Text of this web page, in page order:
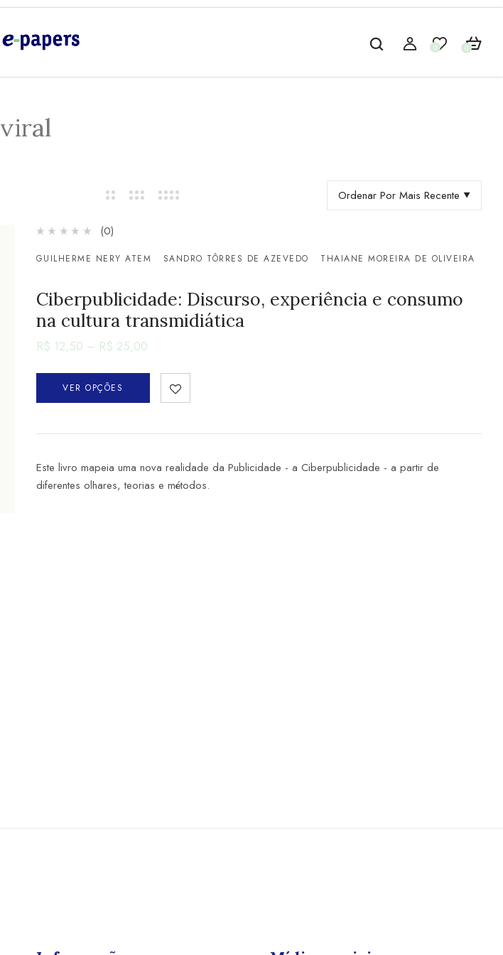
0 0
viral
Ordenar Por Mais Recente
(0)
GUILHERME NERY ATEM SANDRO TÔRRES DE AZEVEDO THAIANE MOREIRA DE OLIVEIRA
Ciberpublicidade: Discurso, experiência e consumo
na cultura transmidiática
R$ 12,50 – R$ 25,00
VER OPÇÕES
Este livro mapeia uma nova realidade da Publicidade - a Ciberpublicidade - a partir de
diferentes olhares, teorias e métodos.